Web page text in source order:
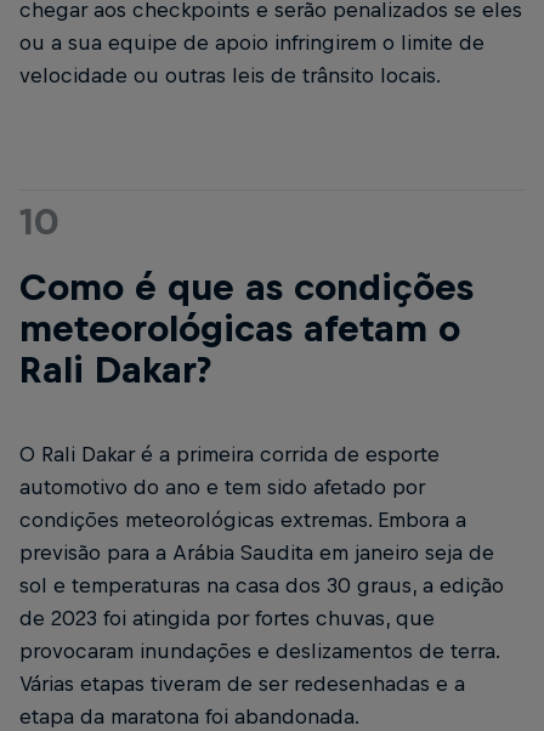
chegar aos checkpoints e serão penalizados se eles
ou a sua equipe de apoio infringirem o limite de
velocidade ou outras leis de trânsito locais.
10
Como é que as condições
meteorológicas afetam o
Rali Dakar?
O Rali Dakar é a primeira corrida de esporte
automotivo do ano e tem sido afetado por
condições meteorológicas extremas. Embora a
previsão para a Arábia Saudita em janeiro seja de
sol e temperaturas na casa dos 30 graus, a edição
de 2023 foi atingida por fortes chuvas, que
provocaram inundações e deslizamentos de terra.
Várias etapas tiveram de ser redesenhadas e a
etapa da maratona foi abandonada.